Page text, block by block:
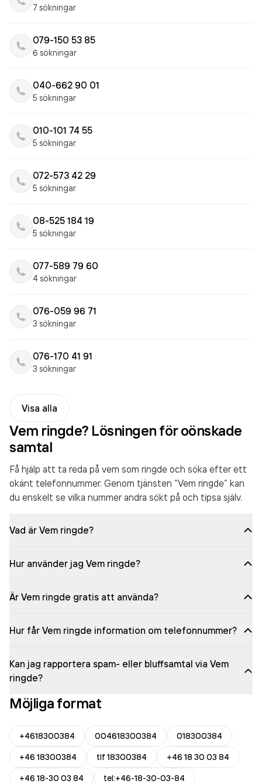
7 sökningar
079-150 53 85
6 sökningar
040-662 90 01
5 sökningar
010-101 74 55
5 sökningar
072-573 42 29
5 sökningar
08-525 184 19
5 sökningar
077-589 79 60
4 sökningar
076-059 96 71
3 sökningar
076-170 41 91
3 sökningar
Visa alla
Vem ringde? Lösningen för oönskade
samtal
Få hjälp att ta reda på vem som ringde och söka efter ett
okänt telefonnummer. Genom tjänsten “Vem ringde” kan
du enskelt se vilka nummer andra sökt på och tipsa själv.
Vad är Vem ringde?
Hur använder jag Vem ringde?
Är Vem ringde gratis att använda?
Hur får Vem ringde information om telefonnummer?
Kan jag rapportera spam- eller bluffsamtal via Vem
ringde?
Möjliga format
+4618300384 004618300384
018300384
+46 18300384
tlf 18300384
+46 18 30 03 84
+46 18-30 03 84
tel:+46-18-30-03-84